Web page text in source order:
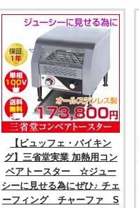
【ビュッフェ・バイキン
グ】三省堂実業 加熱用コン
ベアトースター ☆ジュー
シーに見せる為にぜひ♪ チェ
ーフィング チャーファ S